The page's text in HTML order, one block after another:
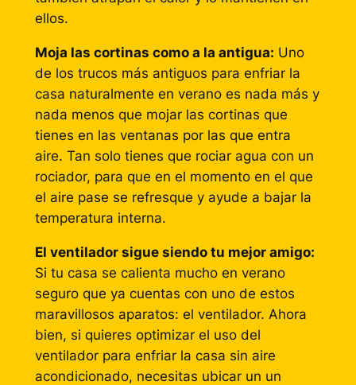
ellos.
Moja las cortinas como a la antigua: Uno
de los trucos más antiguos para enfriar la
casa naturalmente en verano es nada más y
nada menos que mojar las cortinas que
tienes en las ventanas por las que entra
aire. Tan solo tienes que rociar agua con un
rociador, para que en el momento en el que
el aire pase se refresque y ayude a bajar la
temperatura interna.
El ventilador sigue siendo tu mejor amigo:
Si tu casa se calienta mucho en verano
seguro que ya cuentas con uno de estos
maravillosos aparatos: el ventilador. Ahora
bien, si quieres optimizar el uso del
ventilador para enfriar la casa sin aire
acondicionado, necesitas ubicar un un